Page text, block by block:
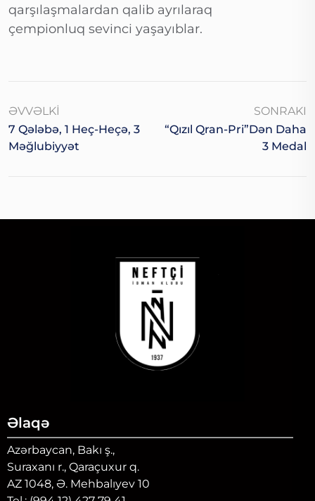
qarşılaşmalardan qalib ayrılaraq
çempionluq sevinci yaşayıblar.
ƏVVƏLKI
7 Qələbə, 1 Heç-Heçə, 3
Məğlubiyyət
SONRAKI
“Qızıl Qran-Pri”dən Daha
3 Medal
Əlaqə
Azərbaycan, Bakı ş.,
Suraxanı r., Qaraçuxur q.
AZ 1048, Ə. Mehbalıyev 10